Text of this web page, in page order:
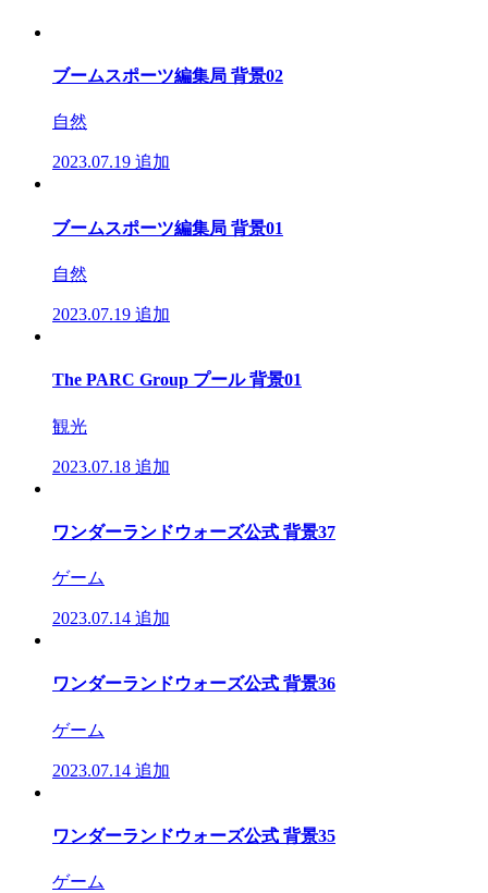
ブームスポーツ編集局 背景02
自然
2023.07.19 追加
ブームスポーツ編集局 背景01
自然
2023.07.19 追加
The PARC Group プール 背景01
観光
2023.07.18 追加
ワンダーランドウォーズ公式 背景37
ゲーム
2023.07.14 追加
ワンダーランドウォーズ公式 背景36
ゲーム
2023.07.14 追加
ワンダーランドウォーズ公式 背景35
ゲーム